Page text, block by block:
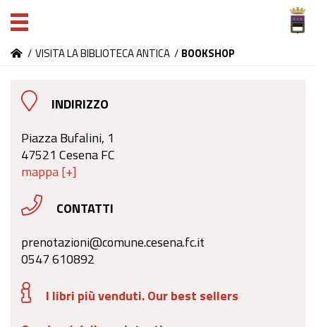
/ VISITA LA BIBLIOTECA ANTICA / BOOKSHOP
INDIRIZZO
Piazza Bufalini, 1
47521 Cesena FC
mappa [+]
CONTATTI
prenotazioni@comune.cesena.fc.it
0547 610892
I libri più venduti. Our best sellers